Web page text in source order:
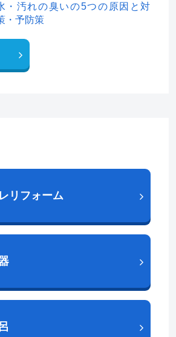
・汚れの臭いの5つの原因と対
・予防策
リフォーム